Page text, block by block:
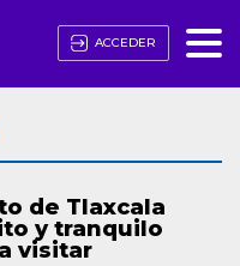
ACCEDER
de Tlaxcala
y tranquilo
visitar